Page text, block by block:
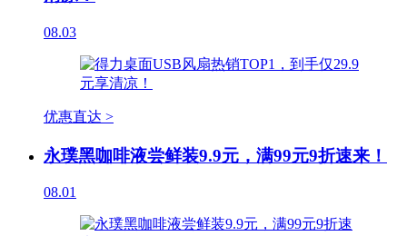
08.03
优惠直达 >
永璞黑咖啡液尝鲜装9.9元，满99元9折速来！
08.01